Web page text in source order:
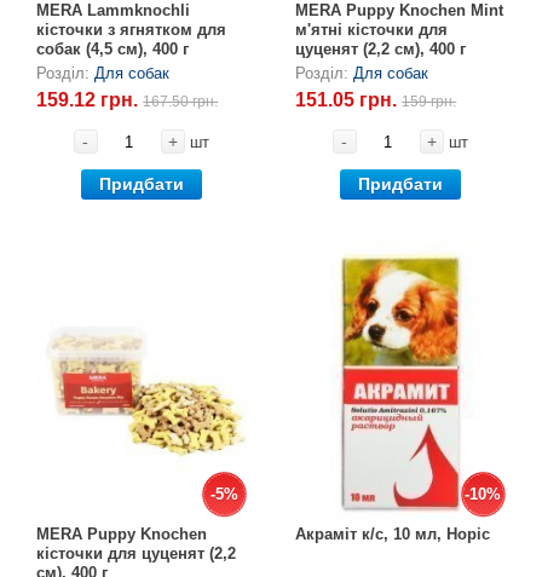
MERA Lammknоchli
кісточки з ягнятком для
собак (4,5 см), 400 г
Розділ:Для собак
159.12 грн.167.50 грн.
- + шт
Придбати
MERA Puppy Knochen Mint
м'ятні кісточки для
цуценят (2,2 см), 400 г
Розділ:Для собак
151.05 грн.159 грн.
- + шт
Придбати
-5%
-5%
MERA Puppy Knochen
кісточки для цуценят (2,2
см), 400 г
-10%
-10%
Акраміт к/с, 10 мл, Норіс